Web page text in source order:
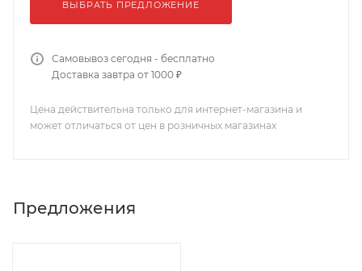
ВЫБРАТЬ ПРЕДЛОЖЕНИЕ
Самовывоз сегодня - бесплатно
Доставка завтра от 1000 ₽
Цена действительна только для интернет-магазина и
может отличаться от цен в розничных магазинах
Предложения